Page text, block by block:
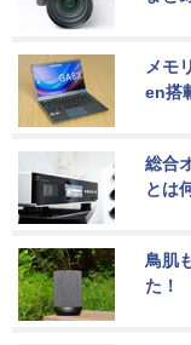
メモ
en搭
総合
とは
鳥肌
た！